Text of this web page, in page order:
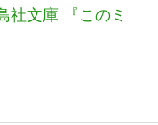
社文庫 『このミ